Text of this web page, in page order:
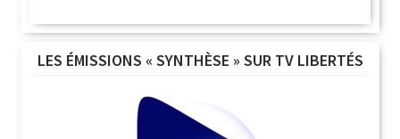
LES ÉMISSIONS « SYNTHÈSE » SUR TV LIBERTÉS